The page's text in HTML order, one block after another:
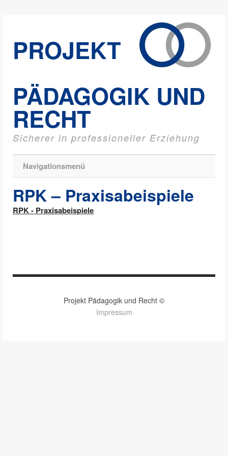
PROJEKT
PÄDAGOGIK UND
RECHT
Sicherer in professioneller Erziehung
Navigationsmenü
RPK – Praxisabeispiele
RPK - Praxisabeispiele
Projekt Pädagogik und Recht ©
Impressum